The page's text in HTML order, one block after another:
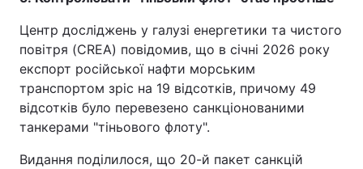
Центр досліджень у галузі енергетики та чистого
повітря (CREA) повідомив, що в січні 2026 року
експорт російської нафти морським
транспортом зріс на 19 відсотків, причому 49
відсотків було перевезено санкціонованими
танкерами "тіньового флоту".
Видання поділилося, що 20-й пакет санкцій